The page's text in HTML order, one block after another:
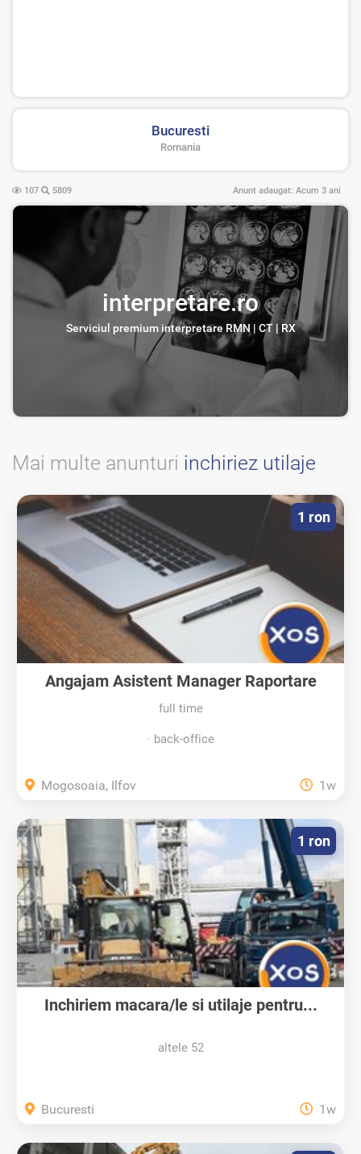
Bucuresti
Romania
107 5809 Anunt adaugat: Acum 3 ani
interpretare.ro
Serviciul premium interpretare RMN | CT | RX
Mai multe anunturi inchiriez utilaje
Angajam Asistent Manager Raportare
full time
back-office
1 ron
Mogosoaia, Ilfov 1w
Inchiriem macara/le si utilaje pentru...
altele 52
1 ron
Bucuresti 1w